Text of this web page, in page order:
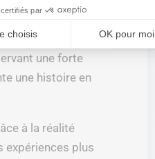
par
choisis OK pour moi
: aller
une forte
une histoire en
à la réalité
expériences plus